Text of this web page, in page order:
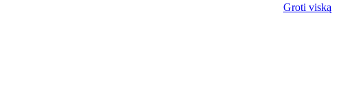
Groti viską